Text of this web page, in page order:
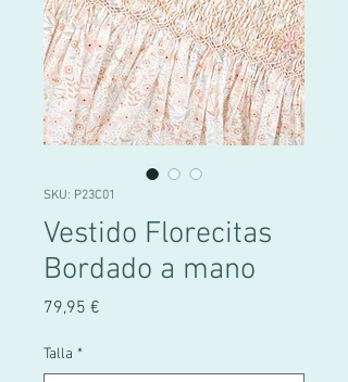
SKU: P23C01
Vestido Florecitas
Bordado a mano
79,95 €
Talla *